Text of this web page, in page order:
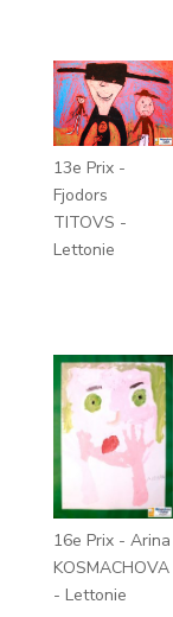
13e Prix -
Fjodors
TITOVS -
Lettonie
16e Prix - Arina
KOSMACHOVA
- Lettonie